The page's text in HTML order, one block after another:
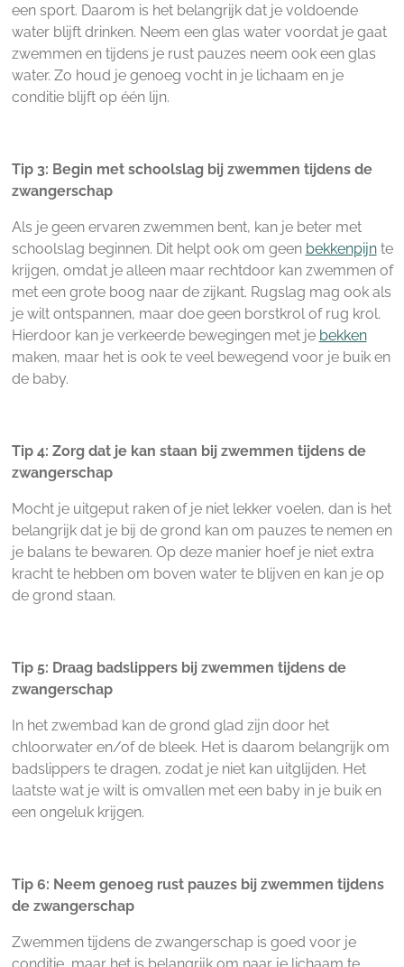
een sport. Daarom is het belangrijk dat je voldoende
water blijft drinken. Neem een glas water voordat je gaat
zwemmen en tijdens je rust pauzes neem ook een glas
water. Zo houd je genoeg vocht in je lichaam en je
conditie blijft op één lijn.
Tip 3: Begin met schoolslag bij zwemmen tijdens de
zwangerschap
Als je geen ervaren zwemmen bent, kan je beter met
schoolslag beginnen. Dit helpt ook om geen bekkenpijnte
krijgen, omdat je alleen maar rechtdoor kan zwemmen of
met een grote boog naar de zijkant. Rugslag mag ook als
je wilt ontspannen, maar doe geen borstkrol of rug krol.
Hierdoor kan je verkeerde bewegingen met je bekken
maken, maar het is ook te veel bewegend voor je buik en
de baby.
Tip 4: Zorg dat je kan staan bij zwemmen tijdens de
zwangerschap
Mocht je uitgeput raken of je niet lekker voelen, dan is het
belangrijk dat je bij de grond kan om pauzes te nemen en
je balans te bewaren. Op deze manier hoef je niet extra
kracht te hebben om boven water te blijven en kan je op
de grond staan.
Tip 5: Draag badslippers bij zwemmen tijdens de
zwangerschap
In het zwembad kan de grond glad zijn door het
chloorwater en/of de bleek. Het is daarom belangrijk om
badslippers te dragen, zodat je niet kan uitglijden. Het
laatste wat je wilt is omvallen met een baby in je buik en
een ongeluk krijgen.
Tip 6: Neem genoeg rust pauzes bij zwemmen tijdens
de zwangerschap
Zwemmen tijdens de zwangerschap is goed voor je
conditie, maar het is belangrijk om naar je lichaam te